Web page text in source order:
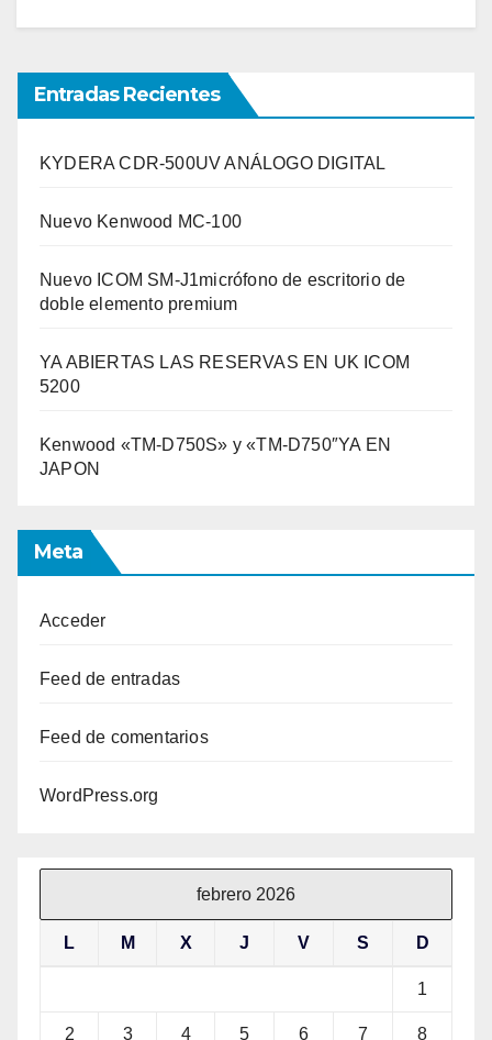
Entradas Recientes
KYDERA CDR-500UV ANÁLOGO DIGITAL
Nuevo Kenwood MC-100
Nuevo ICOM SM-J1micrófono de escritorio de
doble elemento premium
YA ABIERTAS LAS RESERVAS EN UK ICOM
5200
Kenwood «TM-D750S» y «TM-D750″YA EN
JAPON
Meta
Acceder
Feed de entradas
Feed de comentarios
WordPress.org
febrero 2026
L M X J V S D
1
2 3 4 5 6 7 8